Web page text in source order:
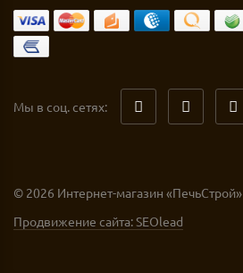
Мы в соц. сетях:
© 2026 Интернет-магазин «ПечьСтрой»
Продвижение сайта: SEOlead